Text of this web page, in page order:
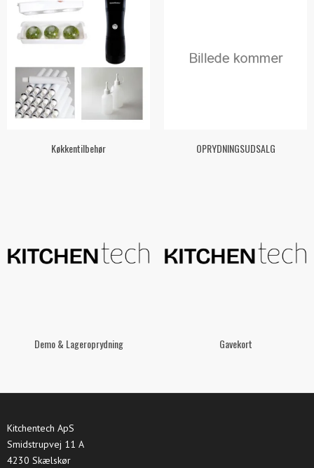
Køkkentilbehør OPRYDNINGSUDSALG
Demo & Lageroprydning Gavekort
Kitchentech ApS
Smidstrupvej 11 A
4230 Skælskør